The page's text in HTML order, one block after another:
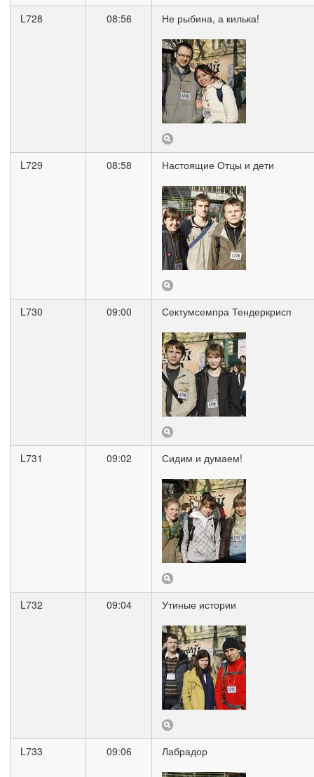
L728 08:56 Не рыбина, а килька!
L729 08:58 Настоящие Отцы и дети
L730 09:00 Сектумсемпра Тендеркрисп
L731 09:02 Сидим и думаем!
L732 09:04 Утиные истории
L733 09:06 Лабрадор